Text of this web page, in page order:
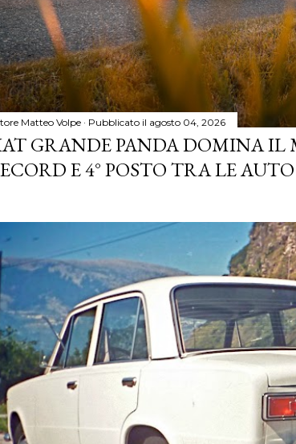
Matteo Volpe Pubblicato il agosto 04, 2026
GRANDE PANDA DOMINA IL
E 4° POSTO TRA LE